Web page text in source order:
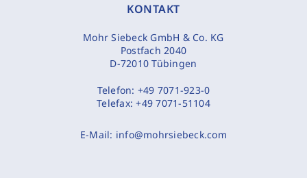
KONTAKT
Mohr Siebeck GmbH & Co. KG
Postfach 2040
D-72010 Tübingen
Telefon: +49 7071-923-0
Telefax:+49 7071-51104
E-Mail: info@mohrsiebeck.com